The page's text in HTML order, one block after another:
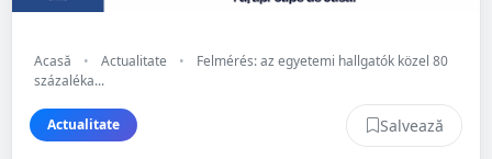
Acasă • Actualitate •
Felmérés: az egyetemi hallgatók közel 80
százaléka...
Actualitate Salvează